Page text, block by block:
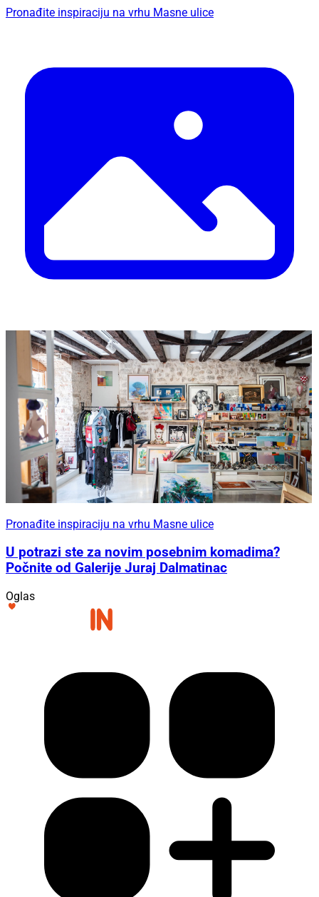
Pronađite inspiraciju na vrhu Masne ulice
Pronađite inspiraciju na vrhu Masne ulice
U potrazi ste za novim posebnim komadima?
Počnite od Galerije Juraj Dalmatinac
Oglas